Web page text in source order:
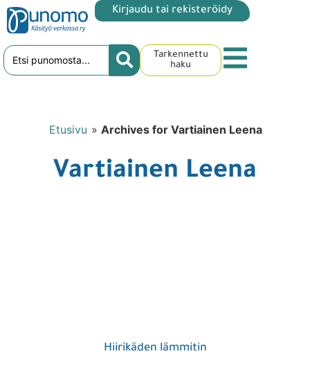
Kirjaudu tai rekisteröidy
Tarkennettu
haku
Etusivu » Archives for Vartiainen Leena
Vartiainen Leena
Hiirikäden lämmitin